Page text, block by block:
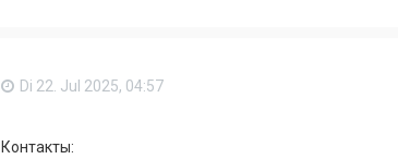
Di 22. Jul 2025, 04:57
Контакты: